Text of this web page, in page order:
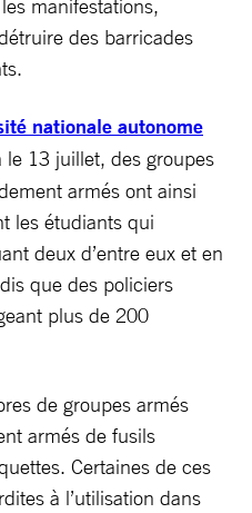
manifestations,
des barricades
nationale autonome
le 13 juillet, des groupes
armés ont ainsi
les étudiants qui
deux d’entre eux et en
que des policiers
plus de 200
de groupes armés
armés de fusils
Certaines de ces
à l’utilisation dans